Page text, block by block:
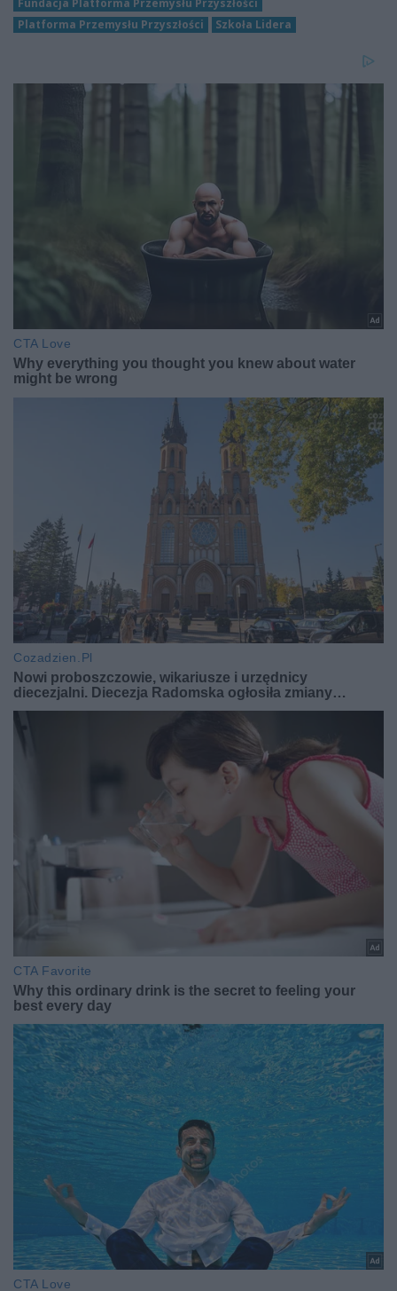
Fundacja Platforma Przemysłu Przyszłości
Platforma Przemysłu Przyszłości
Szkoła Lidera